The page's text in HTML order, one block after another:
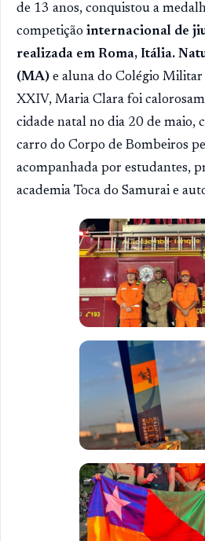
de 13 anos, conquistou a
competição internacional de
realizada em Roma, Itália.
(MA) e aluna do Colégio
XXIV, Maria Clara foi
cidade natal no dia 20 de maio,
carro do Corpo de Bombeiros
acompanhada por estudantes,
academia Toca do Samurai e